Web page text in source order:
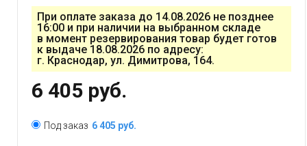
При оплате заказа до 14.08.2026 не позднее
16:00 и при наличии на выбранном складе
в момент резервирования товар будет готов
к выдаче 18.08.2026 по адресу:
г. Краснодар, ул. Димитрова, 164.
6 405 руб.
Под заказ 6 405 руб.